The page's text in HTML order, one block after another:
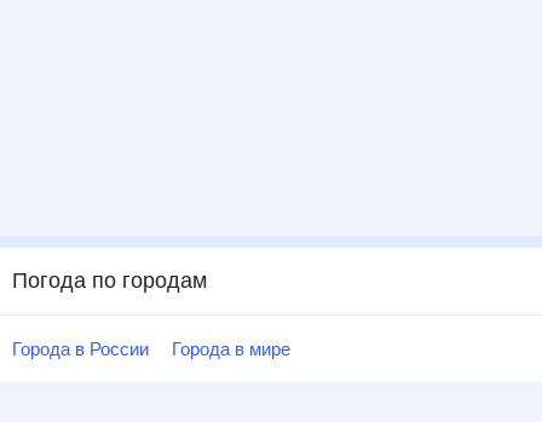
Погода по городам
Города в России Города в мире